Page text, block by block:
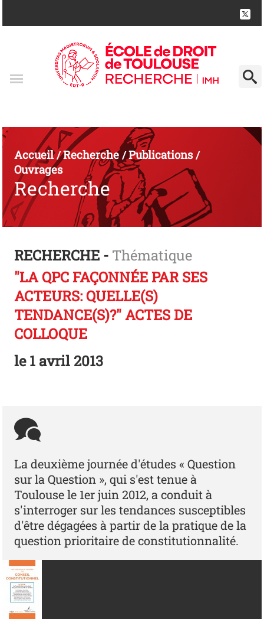
Accueil/Recherche/Publications/
Ouvrages
Recherche
RECHERCHE - Thématique
"LA QPC FAÇONNÉE PAR SES
ACTEURS: QUELLE(S)
TENDANCE(S)?" ACTES DE
COLLOQUE
le1 avril 2013
La deuxième journée d'études « Question
sur la Question », qui s'est tenue à
Toulouse le 1er juin 2012, a conduit à
s'interroger sur les tendances susceptibles
d'être dégagées à partir de la pratique de la
question prioritaire de constitutionnalité.